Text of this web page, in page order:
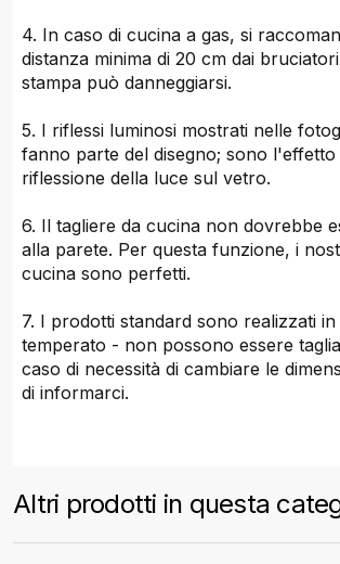
4. In caso di cucina a gas, si
distanza minima di 20 cm dai
stampa può danneggiarsi.
5. I riflessi luminosi mostrati nelle
fanno parte del disegno; sono l'effetto
riflessione della luce sul vetro.
6. Il tagliere da cucina non dovrebbe
alla parete. Per questa funzione, i
cucina sono perfetti.
7. I prodotti standard sono realizzati
temperato - non possono essere
caso di necessità di cambiare le
di informarci.
Altri prodotti in questa